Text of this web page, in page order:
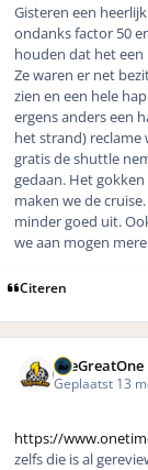
Gisteren een
ondanks factor 50
houden dat het een
Ze waren er net
zien en een hele
ergens anders een
het strand) reclame
gratis de shuttle
gedaan. Het
maken we de
minder goed uit.
we aan mogen
Citeren
TheGreatOne
Geplaatst 13
https://
zelfs die is al